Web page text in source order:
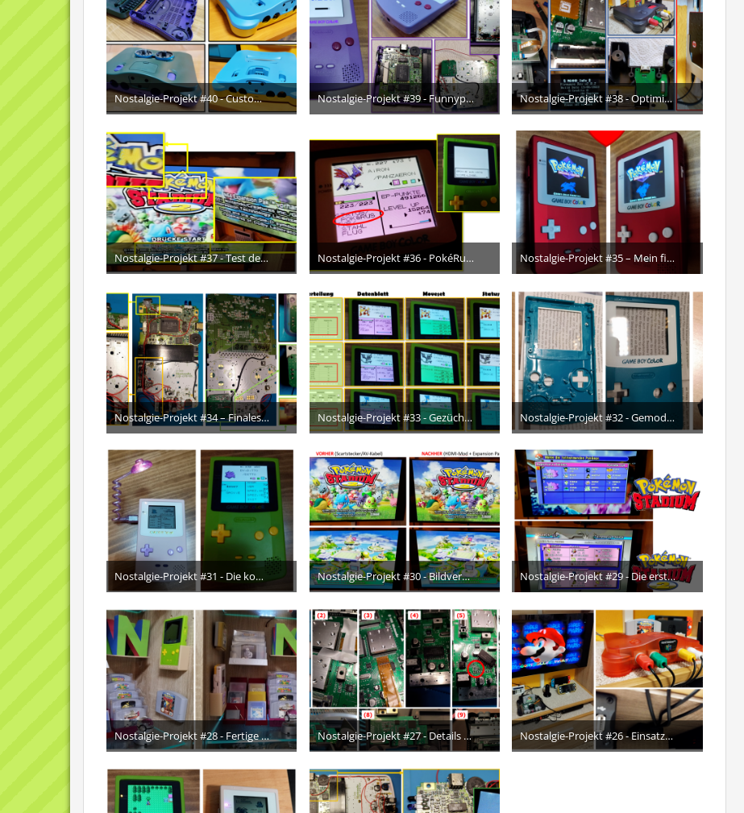
Nostalgie-Projekt #40 - Customized N64-Gehäuse mit Lackierung
18. Januar 2025
Nostalgie-Projekt #39 - Funnyplaying-GBC in Violett :)
10. Juni 2024
Nostalgie-Projekt #38 - Optimierung des HDMI-Mods an der N64 und Einrichtung der Capture Card
14. Mai 2024
2
Nostalgie-Projekt #37 - Test der Capture Card mit einem HV-HDMI-Konverter aufgrund Inkompatibilität
6. Mai 2024
Nostalgie-Projekt #36 - PokéRus und Scope-Linse !!!
1. Mai 2024
Nostalgie-Projekt #35 – Mein finaler Haupt-GBC!! ♥
3. April 2024
Nostalgie-Projekt #34 – Finales Innenleben-Design zur Kombination von IPS-Display und Overclock-Mod am GBC
21. März 2024
1
Nostalgie-Projekt #33 - Gezüchtetes Team zum Vitamine-Farmen im Battle Tower von Kristall :)
28. Februar 2024
Nostalgie-Projekt #32 - Gemoddeter GBC in stylischem türkis-weißen Design für meinen Bestie ♥
27. Februar 2024
5
Nostalgie-Projekt #31 - Die komplizierten Zucht-Mechaniken aus der 2. Generation. <3
22. Februar 2024
Nostalgie-Projekt #30 - Bildvergleich zwischen ursprünglichem Anschluss und HDMI + Expansion-Pak
9. Februar 2024
Nostalgie-Projekt #29 - Die ersten Teams wurden vom GBC auf die Stadium-Spiele transferiert.
5. Februar 2024
Nostalgie-Projekt #28 - Fertige "Nostalgie-Ecke" in der Glasvitrine im Wohnzimmerschrank ♥
29. Januar 2024
Nostalgie-Projekt #27 - Details zur erfolgreichen Umsetzung des HDMI-Mods an der Nintendo64-Konsole
6. Dezember 2023
Nostalgie-Projekt #26 - Einsatzbereite Nintendo64-Konsole mit neuem Gehäuse und HDMI-Mod ♥
30. November 2023